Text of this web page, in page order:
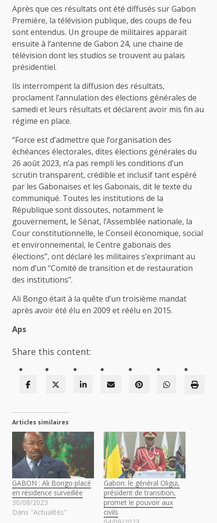
Après que ces résultats ont été diffusés sur Gabon
Première, la télévision publique, des coups de feu
sont entendus. Un groupe de militaires apparait
ensuite à l’antenne de Gabon 24, une chaine de
télévision dont les studios se trouvent au palais
présidentiel.
Ils interrompent la diffusion des résultats,
proclament l’annulation des élections générales de
samedi et leurs résultats et déclarent avoir mis fin au
régime en place.
‘’Force est d’admettre que l’organisation des
échéances électorales, dites élections générales du
26 août 2023, n’a pas rempli les conditions d’un
scrutin transparent, crédible et inclusif tant espéré
par les Gabonaises et les Gabonais, dit le texte du
communiqué. Toutes les institutions de la
République sont dissoutes, notamment le
gouvernement, le Sénat, l’Assemblée nationale, la
Cour constitutionnelle, le Conseil économique, social
et environnemental, le Centre gabonais des
élections’’, ont déclaré les militaires s’exprimant au
nom d’un ‘’Comité de transition et de restauration
des institutions’’.
Ali Bongo était à la quête d’un troisième mandat
après avoir été élu en 2009 et réélu en 2015.
Aps
Share this content:
Articles similaires
GABON : Ali Bongo placé
en résidence surveillée
30/08/2023
Dans "Actualités"
Gabon: le général Oligui,
président de transition,
promet le pouvoir aux
civils